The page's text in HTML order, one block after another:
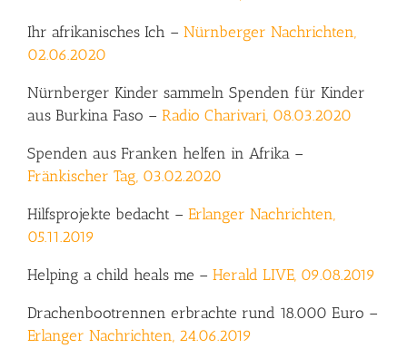
Ihr afrikanisches Ich – Nürnberger Nachrichten,
02.06.2020
Nürnberger Kinder sammeln Spenden für Kinder
aus Burkina Faso – Radio Charivari, 08.03.2020
Spenden aus Franken helfen in Afrika –
Fränkischer Tag, 03.02.2020
Hilfsprojekte bedacht – Erlanger Nachrichten,
05.11.2019
Helping a child heals me – Herald LIVE, 09.08.2019
Drachenbootrennen erbrachte rund 18.000 Euro –
Erlanger Nachrichten, 24.06.2019